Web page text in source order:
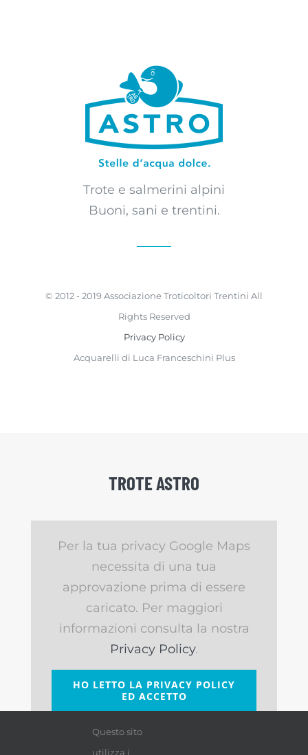
Trote e salmerini alpini
Buoni, sani e trentini.
© 2012 - 2019 Associazione Troticoltori Trentini All
Rights Reserved
Privacy Policy
Acquarelli di Luca Franceschini Plus
TROTE ASTRO
Per la tua privacy Google Maps
necessita di una tua
approvazione prima di essere
caricato. Per maggiori
informazioni consulta la nostra
Privacy Policy.
HO LETTO LA PRIVACY POLICY
ED ACCETTO
Questo sito
utilizza i